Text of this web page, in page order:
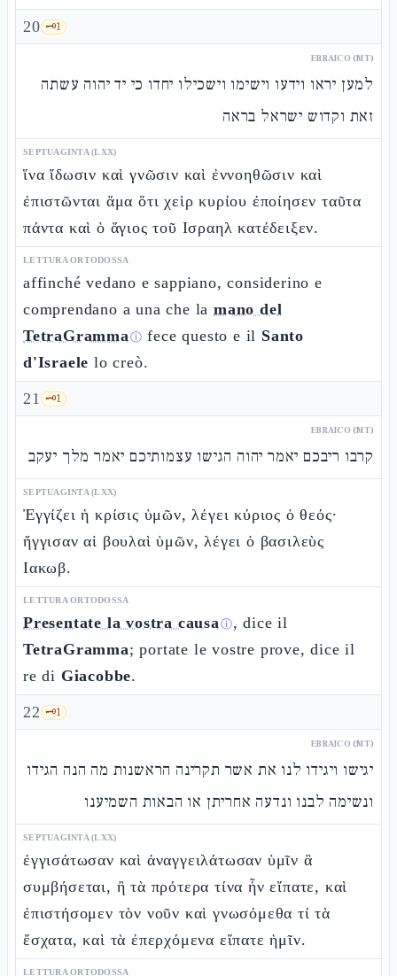
20 🗝️1
EBRAICO (MT)
למען יראו וידעו וישימו וישכילו יחדו כי יד יהוה עשתה
זאת וקדוש ישראל בראה
SEPTUAGINTA (LXX)
ἵνα ἴδωσιν καὶ γνῶσιν καὶ ἐννοηθῶσιν καὶ
ἐπιστῶνται ἅμα ὅτι χεὶρ κυρίου ἐποίησεν ταῦτα
πάντα καὶ ὁ ἅγιος τοῦ Ισραηλ κατέδειξεν.
LETTURA ORTODOSSA
affinché vedano e sappiano, considerino e
comprendano a una che lamano del
TetraGrammaⓘ fece questo e il Santo
d'Israele lo creò.
21 🗝️1
EBRAICO (MT)
קרבו ריבכם יאמר יהוה הגישו עצמותיכם יאמר מלך יעקב
SEPTUAGINTA (LXX)
Ἐγγίζει ἡ κρίσις ὑμῶν, λέγει κύριος ὁ θεός·
ἤγγισαν αἱ βουλαὶ ὑμῶν, λέγει ὁ βασιλεὺς
Ιακωβ.
LETTURA ORTODOSSA
Presentate la vostra causaⓘ, dice il
TetraGramma; portate le vostre prove, dice il
re di Giacobbe.
22 🗝️1
EBRAICO (MT)
יגישו ויגידו לנו את אשר תקרינה הראשנות מה הנה הגידו
ונשימה לבנו ונדעה אחריתן או הבאות השמיענו
SEPTUAGINTA (LXX)
ἐγγισάτωσαν καὶ ἀναγγειλάτωσαν ὑμῖν ἃ
συμβήσεται, ἢ τὰ πρότερα τίνα ἦν εἴπατε, καὶ
ἐπιστήσομεν τὸν νοῦν καὶ γνωσόμεθα τί τὰ
ἔσχατα, καὶ τὰ ἐπερχόμενα εἴπατε ἡμῖν.
LETTURA ORTODOSSA